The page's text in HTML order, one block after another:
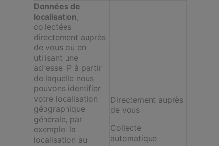
Données de
localisation,
collectées
directement auprès
de vous ou en
utilisant une
adresse IP à partir
de laquelle nous
pouvons identifier
votre localisation
géographique
générale, par
exemple, la
localisation au
Directement auprès
de vous
Collecte
automatique